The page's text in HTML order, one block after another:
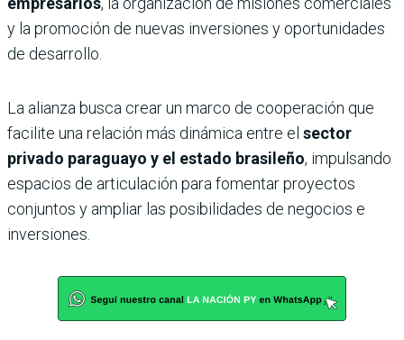
y la promoción de nuevas inversiones y oportunidades
de desarrollo.
La alianza busca crear un marco de cooperación que
facilite una relación más dinámica entre el sector
privado paraguayo y el estado brasileño, impulsando
espacios de articulación para fomentar proyectos
conjuntos y ampliar las posibilidades de negocios e
inversiones.